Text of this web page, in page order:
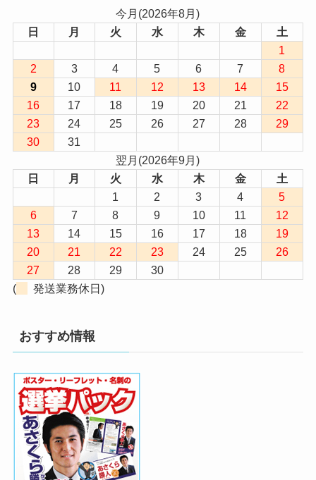
今月(2026年8月)
日
月 火 水 木 金
土
1
2
3 4 5 6 7
8
9
10 11 12 13 14
15
16
17 18 19 20 21
22
23
24 25 26 27 28
29
30
31
翌月(2026年9月)
日
月 火 水 木 金
土
1
2 3 4
5
6
7 8 9 10 11
12
13
14 15 16 17 18
19
20
21 22 23 24 25
26
27
28 29
30
(
発送業務休日)
おすすめ情報